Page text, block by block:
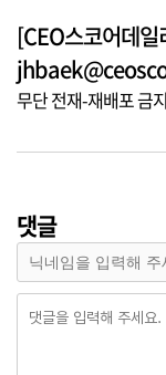
[CEO스코어데
무단 전재-재배포 금
댓글